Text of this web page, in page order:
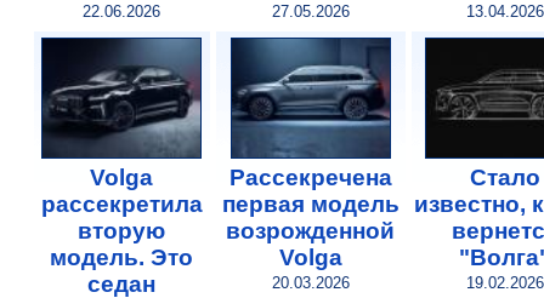
22.06.2026 27.05.2026 13.04.2026
Volga
рассекретила
вторую
модель. Это
седан
Рассекречена
первая модель
возрожденной
Volga
20.03.2026
Стало
известно,
19.02.2026